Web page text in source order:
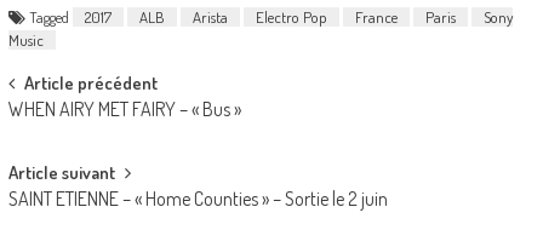
Tagged 2017 ALB Arista Electro Pop France Paris
Sony
Music
Post
navigation
Article précédent
WHEN AIRY MET FAIRY – « Bus »
Article suivant
SAINT ETIENNE – « Home Counties » – Sortie le 2 juin